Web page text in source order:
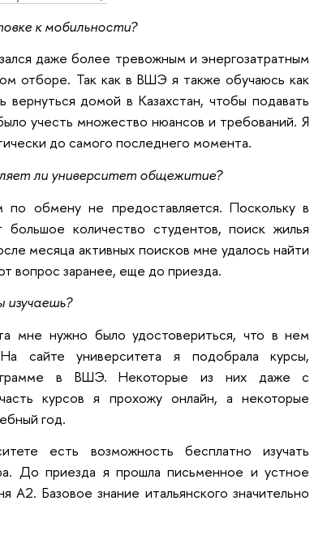
к мобильности?
даже более тревожным и энергозатратным
отборе. Так как в ВШЭ я также обучаюсь как
вернуться домой в Казахстан, чтобы подавать
учесть множество нюансов и требований. Я
до самого последнего момента.
ли университет общежитие?
обмену не предоставляется. Поскольку в
количество студентов, поиск жилья
месяца активных поисков мне удалось найти
вопрос заранее, еще до приезда.
мне нужно было удостовериться, что в нем
сайте университета я подобрала курсы,
в ВШЭ. Некоторые из них даже с
курсов я прохожу онлайн, а некоторые
год.
есть возможность бесплатно изучать
До приезда я прошла письменное и устное
A2. Базовое знание итальянского значительно